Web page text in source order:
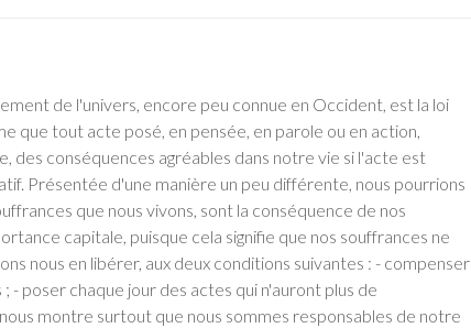
de l'univers, encore peu connue en Occident, est la loi
que tout acte posé, en pensée, en parole ou en action,
des conséquences agréables dans notre vie si l'acte est
Présentée d'une manière un peu différente, nous pourrions
que nous vivons, sont la conséquence de nos
capitale, puisque cela signifie que nos souffrances ne
nous en libérer, aux deux conditions suivantes : - compenser
- poser chaque jour des actes qui n'auront plus de
montre surtout que nous sommes responsables de notre